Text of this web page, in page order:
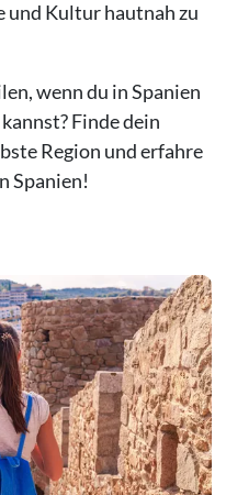
und Kultur hautnah zu
wenn du in Spanien
Finde dein
Region und erfahre
Spanien!